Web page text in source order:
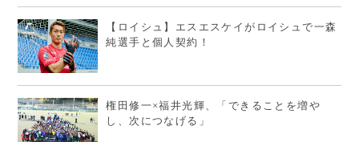
【ロイシュ】エスエスケイがロイシュで一森
純選手と個人契約！
権田修一×福井光輝、「できることを増や
し、次につなげる」